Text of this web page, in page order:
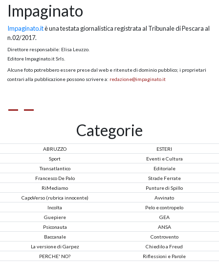
Impaginato
Impaginato.itè una testata giornalistica registrata al Tribunale di Pescara al
n.02/2017.
Direttore responsabile: Elisa Leuzzo.
Editore Impaginato.it Srls.
Alcune foto potrebbero essere prese dal web e ritenute di dominio pubblico; i proprietari
contrari alla pubblicazione possono scrivere a: redazione@impaginato.it
Categorie
ABRUZZO
ESTERI
Sport
Eventi e Cultura
Transatlantico
Editoriale
Francesco De Palo
Strade Ferrate
RiMediamo
Punture di Spillo
CapoVerso (rubrica innocente)
Avvinato
Incolta
Pelo e contropelo
Guepiere
GEA
Psiconauta
ANSA
Baccanale
Controvento
La versione di Garpez
Chiedilo a Freud
PERCHE' NO?
Riflessioni e Parole